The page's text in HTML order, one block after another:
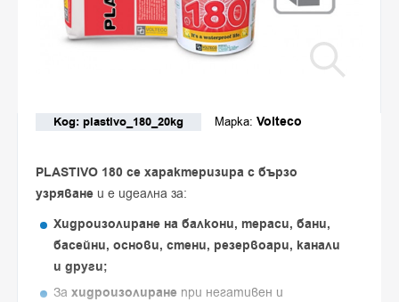
Код: plastivo_180_20kg Марка: Volteco
PLASTIVO 180 се характеризира с бързо
узряване и е идеална за:
Хидроизолиране на балкони, тераси, бани,
басейни, основи, стени, резервоари, канали
и други;
За хидроизолиране при негативен и